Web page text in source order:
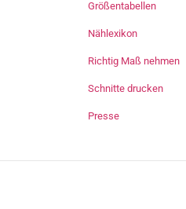
Größentabellen
Nählexikon
Richtig Maß nehmen
Schnitte drucken
Presse